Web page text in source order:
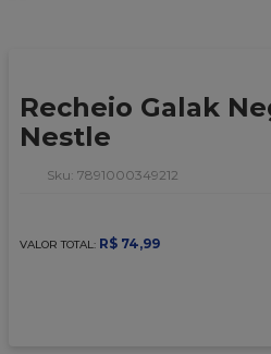
Recheio Galak
Nestle
: 7891000349212
VALOR TOTAL: R$ 74,99
6
granulado
9 º
caixa kraft